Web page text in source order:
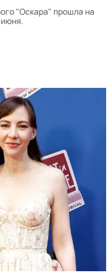
"Оскара" прошла на